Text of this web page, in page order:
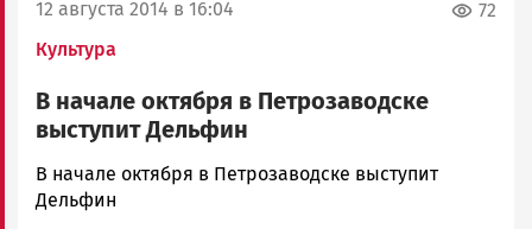
12 августа 2014 в 16:04
Культура
72
В начале октября в Петрозаводске
выступит Дельфин
admintimur
Новости
В начале октября в Петрозаводске выступит
Дельфин